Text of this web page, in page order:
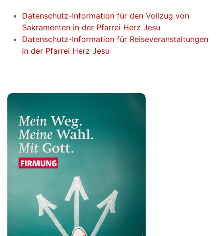
Datenschutz-Information für den Vollzug von
Sakramenten in der Pfarrei Herz Jesu
Datenschutz-Information für Reiseveranstaltungen
in der Pfarrei Herz Jesu